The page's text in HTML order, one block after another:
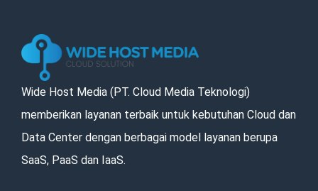
Wide Host Media (PT. Cloud Media Teknologi)
memberikan layanan terbaik untuk kebutuhan Cloud dan
Data Center dengan berbagai model layanan berupa
SaaS, PaaS dan IaaS.